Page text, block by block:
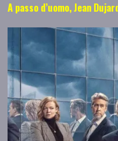
A passo d’uomo, Jean